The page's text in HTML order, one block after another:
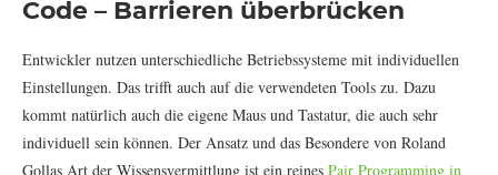
Code – Barrieren überbrücken
Entwickler nutzen unterschiedliche Betriebssysteme mit individuellen
Einstellungen. Das trifft auch auf die verwendeten Tools zu. Dazu
kommt natürlich auch die eigene Maus und Tastatur, die auch sehr
individuell sein können. Der Ansatz und das Besondere von Roland
Gollas Art der Wissensvermittlung ist ein reines Pair Programming in